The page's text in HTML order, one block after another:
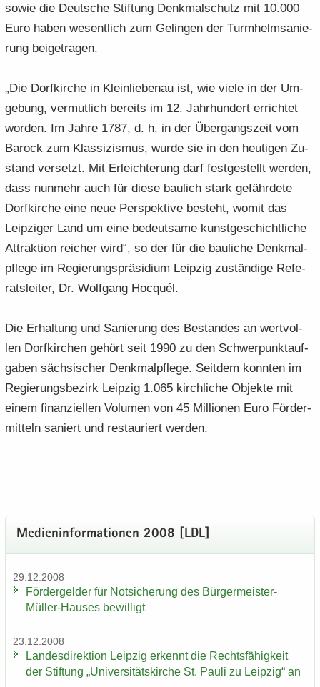
sowie die Deut­sche Stif­tung Denk­mal­schutz mit 10.000
Euro haben we­sent­lich zum Ge­lin­gen der Turm­helm­sa­nie­
rung bei­getra­gen.
„Die Dorf­kir­che in Klein­lie­be­nau ist, wie viele in der Um­
ge­bung, ver­mut­lich be­reits im 12. Jahr­hun­dert er­rich­tet
wor­den. Im Jahre 1787, d. h. in der Über­gangs­zeit vom
Ba­rock zum Klas­si­zis­mus, wurde sie in den heu­ti­gen Zu­
stand ver­setzt. Mit Er­leich­te­rung darf fest­ge­stellt wer­den,
dass nun­mehr auch für diese bau­lich stark ge­fähr­de­te
Dorf­kir­che eine neue Per­spek­ti­ve be­steht, womit das
Leip­zi­ger Land um eine be­deut­sa­me kunst­ge­schicht­li­che
At­trak­ti­on rei­cher wird“, so der für die bau­li­che Denk­mal­
pfle­ge im Re­gie­rungs­prä­si­di­um Leip­zig zu­stän­di­ge Re­fe­
rats­lei­ter, Dr. Wolf­gang Hocquél.
Die Er­hal­tung und Sa­nie­rung des Be­stan­des an wert­vol­
len Dorf­kir­chen ge­hört seit 1990 zu den Schwer­punkt­auf­
ga­ben säch­si­scher Denk­mal­pfle­ge. Seit­dem konn­ten im
Re­gie­rungs­be­zirk Leip­zig 1.065 kirch­li­che Ob­jek­te mit
einem fi­nan­zi­el­len Vo­lu­men von 45 Mil­lio­nen Euro För­der­
mit­teln sa­niert und re­stau­riert wer­den.
Me­di­en­in­for­ma­tio­nen 2008 [LDL]
29.12.2008
För­der­gel­der für Not­si­che­rung des Bürgermeister-​
Müller-Hauses be­wil­ligt
23.12.2008
Lan­des­di­rek­ti­on Leip­zig er­kennt die Rechts­fä­hig­keit
der Stif­tung „Uni­ver­si­täts­kir­che St. Pauli zu Leip­zig“ an